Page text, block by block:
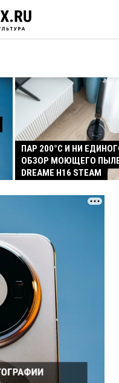
ПАР 200°C И НИ
ОБЗОР МОЮЩЕГО
DREAME H16 STEAM